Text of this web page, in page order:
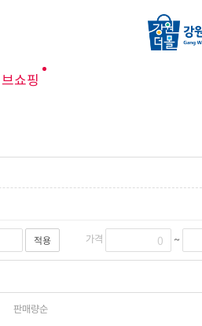
쇼핑
적용 가격 ~
판매량순